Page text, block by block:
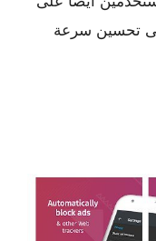
تحسين سرعة